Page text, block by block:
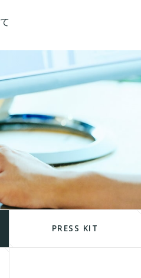
て
PRESS KIT